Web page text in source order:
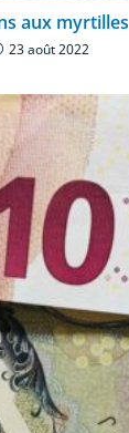
aux myrtilles
23 août 2022